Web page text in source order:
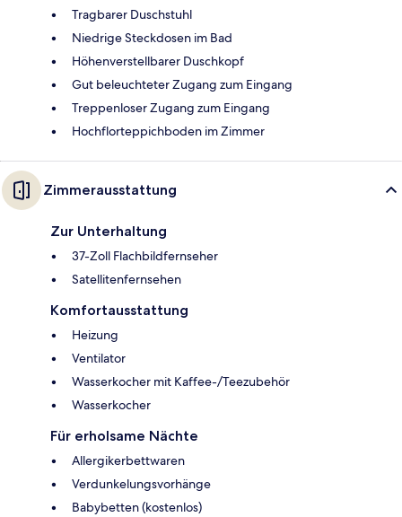
Tragbarer Duschstuhl
Niedrige Steckdosen im Bad
Höhenverstellbarer Duschkopf
Gut beleuchteter Zugang zum Eingang
Treppenloser Zugang zum Eingang
Hochflorteppichboden im Zimmer
Zimmerausstattung
Zur Unterhaltung
37-Zoll Flachbildfernseher
Satellitenfernsehen
Komfortausstattung
Heizung
Ventilator
Wasserkocher mit Kaffee-/Teezubehör
Wasserkocher
Für erholsame Nächte
Allergikerbettwaren
Verdunkelungsvorhänge
Babybetten (kostenlos)